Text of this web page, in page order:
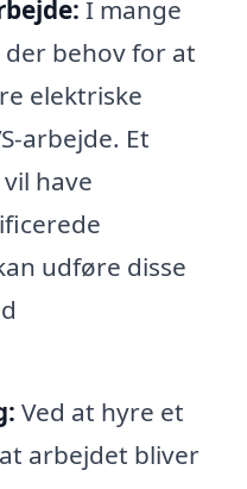
I mange
behov for at
elektriske
arbejde. Et
have
udføre disse
Ved at hyre et
arbejdet bliver